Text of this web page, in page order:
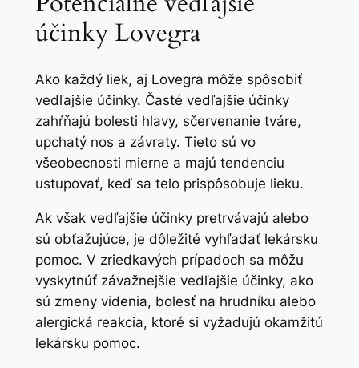
účinky Lovegra
Ako každý liek, aj Lovegra môže spôsobiť
vedľajšie účinky. Časté vedľajšie účinky
zahŕňajú bolesti hlavy, sčervenanie tváre,
upchatý nos a závraty. Tieto sú vo
všeobecnosti mierne a majú tendenciu
ustupovať, keď sa telo prispôsobuje lieku.
Ak však vedľajšie účinky pretrvávajú alebo
sú obťažujúce, je dôležité vyhľadať lekársku
pomoc. V zriedkavých prípadoch sa môžu
vyskytnúť závažnejšie vedľajšie účinky, ako
sú zmeny videnia, bolesť na hrudníku alebo
alergická reakcia, ktoré si vyžadujú okamžitú
lekársku pomoc.